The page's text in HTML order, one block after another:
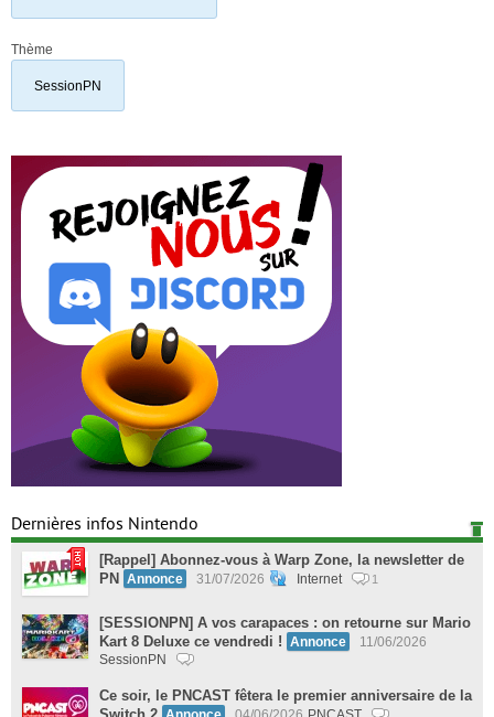
Thème
SessionPN
Dernières infos Nintendo
[Rappel] Abonnez-vous à Warp Zone, la newsletter de
PN
Annonce 31/07/2026 Internet 1
[SESSIONPN] A vos carapaces : on retourne sur Mario
Kart 8 Deluxe ce vendredi !
Annonce
11/06/2026
SessionPN
Ce soir, le PNCAST fêtera le premier anniversaire de la
Annonce 04/06/2026 PNCAST